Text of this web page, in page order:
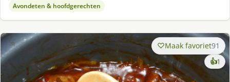
Avondeten & hoofdgerechten
Maak favoriet91
👍1